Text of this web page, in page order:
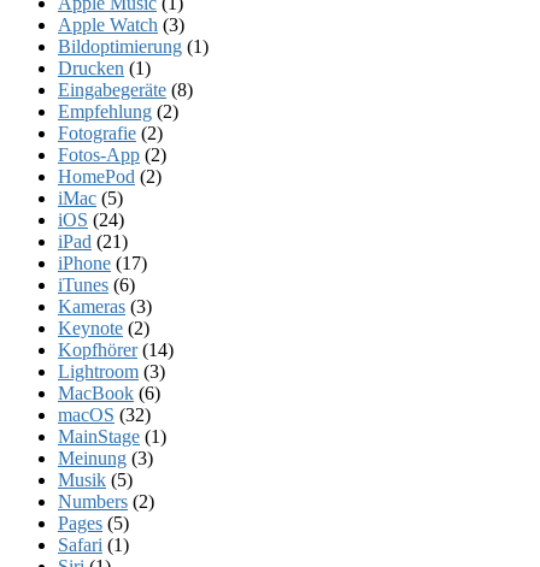
Apple Watch (3)
Bildoptimierung (1)
Drucken (1)
Eingabegeräte (8)
Empfehlung (2)
Fotografie (2)
Fotos-App (2)
HomePod (2)
iMac (5)
iOS (24)
iPad (21)
iPhone (17)
iTunes (6)
Kameras (3)
Keynote (2)
Kopfhörer(14)
Lightroom (3)
MacBook (6)
macOS (32)
MainStage (1)
Meinung (3)
Musik (5)
Numbers (2)
Pages (5)
Safari (1)